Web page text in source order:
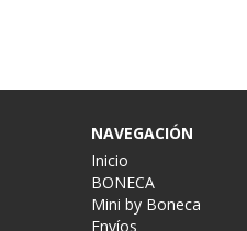
NAVEGACIÓN
Inicio
BONECA
Mini by Boneca
Envíos